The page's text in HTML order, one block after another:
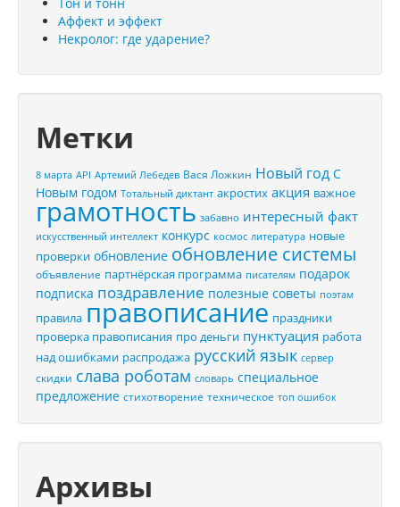
Аффект и эффект
Некролог: где ударение?
Метки
8 марта API Артемий Лебедев Вася Ложкин Новый год С
Новым годом Тотальный диктант акростих акция важное
грамотность забавно интересный факт
искусственный интеллект конкурс космос литература новые
проверки обновление обновление системы
объявление партнёрская программа писателям подарок
подписка поздравление полезные советы поэтам
правила правописание праздники
проверка правописания про деньги пунктуация работа
над ошибками распродажа русский язык сервер
скидки слава роботам словарь специальное
предложение стихотворение техническое топ ошибок
Архивы